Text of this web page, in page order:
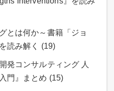
とは何か～書籍「ジョ
読み解く (19)
発コンサルティング 人
門』まとめ (15)